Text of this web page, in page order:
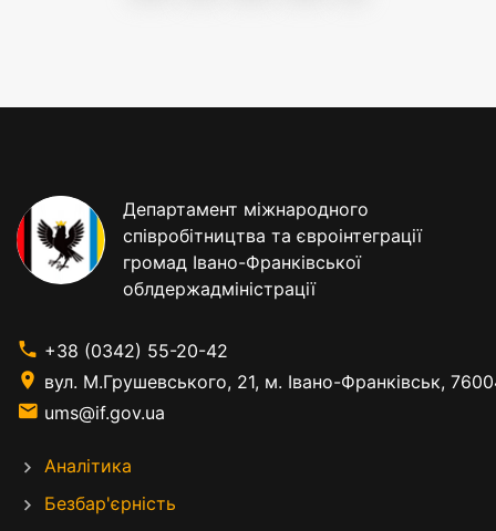
Департамент міжнародного
співробітництва та євроінтеграції
громад Івано-Франківської
облдержадміністрації
+38 (0342) 55-20-42
вул. М.Грушевського, 21, м. Івано-Франківськ,
ums@if.gov.ua
Аналітика
Безбар'єрність